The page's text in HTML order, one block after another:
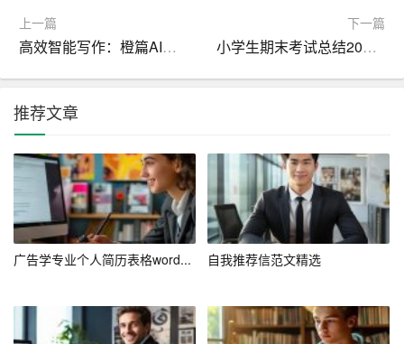
无论是中文还是英文网申，语言表达都要力求专业。避免
使用口语化、模糊不清的表达，尽量使用行业术语和专业
词汇。
三、开放性问题的应对策略
1. 理解问题的核心
开放性问题通常是考察求职者的综合素质和思维能力。在
回答之前，首先要理解问题的核心，明确考察点是什么。
2. 结构化回答
采用“总-分-总”的结构进行回答，先简要概述你的观点，然
后详细展开论述，最后进行总结。这样可以使回答条理清
上一篇
高效智能写作：橙篇AI免费不限次数试用
下一篇
小学生期末考试总结200字
推荐文章
广告学专业个人简历表格word... 自我推荐信范文精选